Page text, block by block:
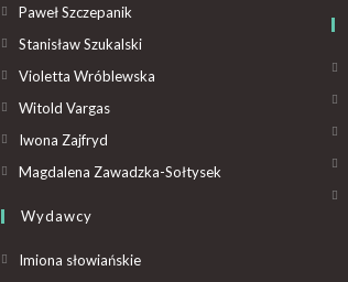
Paweł Szczepanik
Stanisław Szukalski
Violetta Wróblewska
Witold Vargas
Iwona Zajfryd
Magdalena Zawadzka-Sołtysek
Wydawcy
Imiona słowiańskie